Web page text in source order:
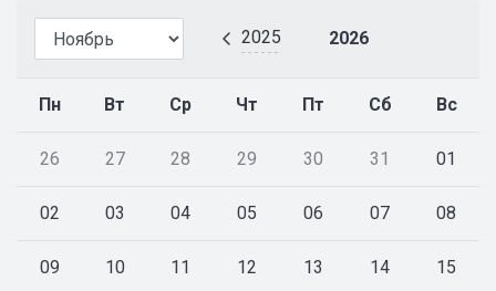
2025 2026
Пн Вт Ср Чт Пт Сб Вс
26 27 28 29 30 31 01
02 03 04 05 06 07 08
09 10 11 12 13 14 15